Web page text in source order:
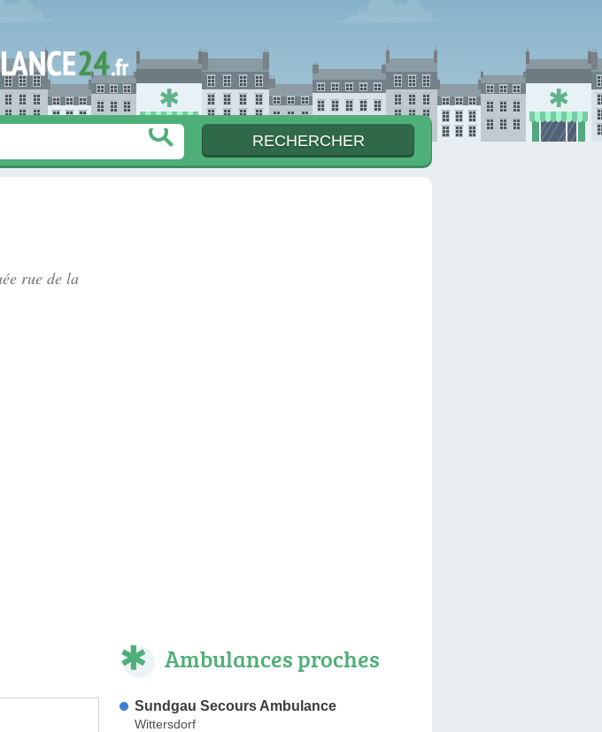
rue de la
Ambulances proches
Sundgau Secours Ambulance
Wittersdorf